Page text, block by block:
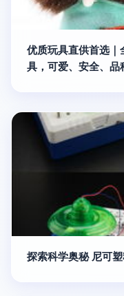
优质玩具直供首选
具，可爱、安全、品
探索科学奥秘 尼可